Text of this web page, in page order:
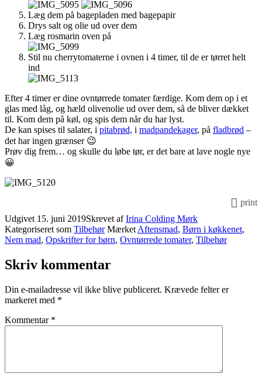
Læg dem på bagepladen med bagepapir
Drys salt og olie ud over dem
Læg rosmarin oven på
Stil nu cherrytomaterne i ovnen i 4 timer, til de er tørret helt
ind
Efter 4 timer er dine ovntørrede tomater færdige. Kom dem op i et
glas med låg, og hæld olivenolie ud over dem, så de bliver dækket
til. Kom dem på køl, og spis dem når du har lyst.
De kan spises til salater, i pitabrød, i madpandekager, på fladbrød –
det har ingen grænser 😉
Prøv dig frem… og skulle du løbe tør, er det bare at lave nogle nye
😀
print
Udgivet 15. juni 2019Skrevet afIrina Colding Mørk
Kategoriseret som Tilbehør Mærket Aftensmad, Børn i køkkenet,
Nem mad, Opskrifter for børn, Ovntørrede tomater, Tilbehør
Skriv kommentar
Din e-mailadresse vil ikke blive publiceret. Krævede felter er
markeret med *
Kommentar *